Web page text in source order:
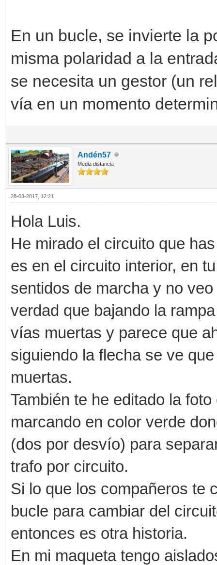
En un bucle, se invierte la
misma polaridad a la
se necesita un gestor (un
vía en un momento
Andén57
Media distancia
28-03-2017, 12:21
Hola Luis.
He mirado el circuito que
es en el circuito interior, en
sentidos de marcha y no
verdad que bajando la
vías muertas y parece que
siguiendo la flecha se ve
muertas.
También te he editado la
marcando en color verde
(dos por desvío) para
trafo por circuito.
Si lo que los compañeros te
bucle para cambiar del
entonces es otra historia.
En mi maqueta tengo